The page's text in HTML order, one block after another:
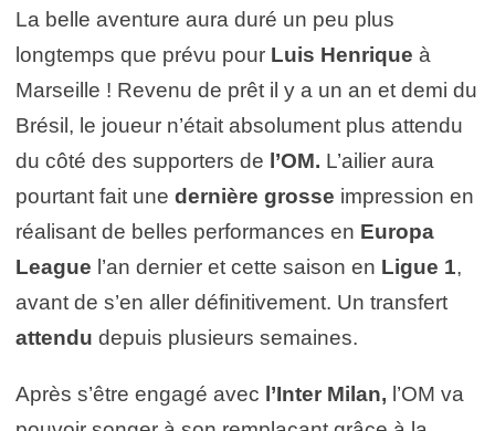
La belle aventure aura duré un peu plus
longtemps que prévu pour Luis Henrique à
Marseille ! Revenu de prêt il y a un an et demi du
Brésil, le joueur n’était absolument plus attendu
du côté des supporters de l’OM. L’ailier aura
pourtant fait une dernière grosse impression en
réalisant de belles performances en Europa
League l’an dernier et cette saison en Ligue 1,
avant de s’en aller définitivement. Un transfert
attendu depuis plusieurs semaines.
Après s’être engagé avec l’Inter Milan, l’OM va